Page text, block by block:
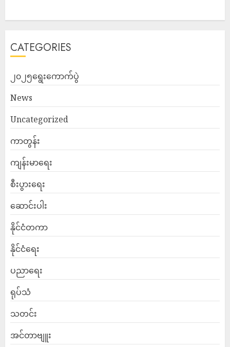
CATEGORIES
၂၀၂၅ရွေးကောက်ပွဲ
News
Uncategorized
ကာတွန်း
ကျန်းမာရေး
စီးပွားရေး
ဆောင်းပါး
နိုင်ငံတကာ
နိုင်ငံရေး
ပညာရေး
ရုပ်သံ
သတင်း
အင်တာဗျူး